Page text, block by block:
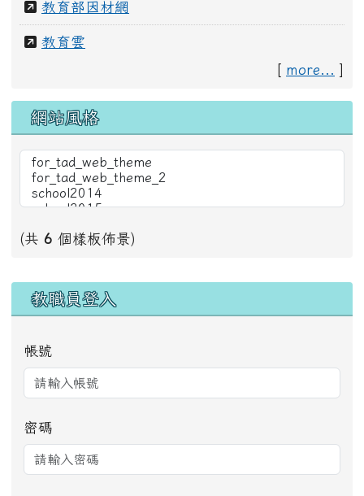
均一教育平台
教育部因材網
網站風格
(共6個樣板佈景)
教職員登入
帳號
密碼